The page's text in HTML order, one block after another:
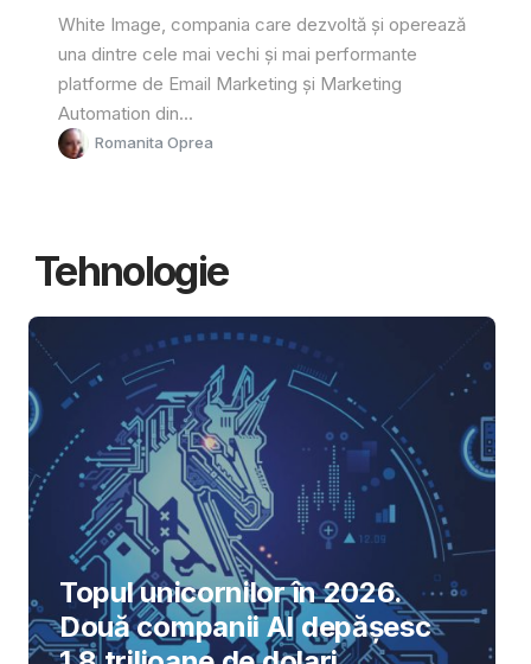
White Image, compania care dezvoltă și operează
una dintre cele mai vechi și mai performante
platforme de Email Marketing și Marketing
Automation din...
Romanita Oprea
Tehnologie
Topul unicornilor în 2026.
Două companii AI depășesc